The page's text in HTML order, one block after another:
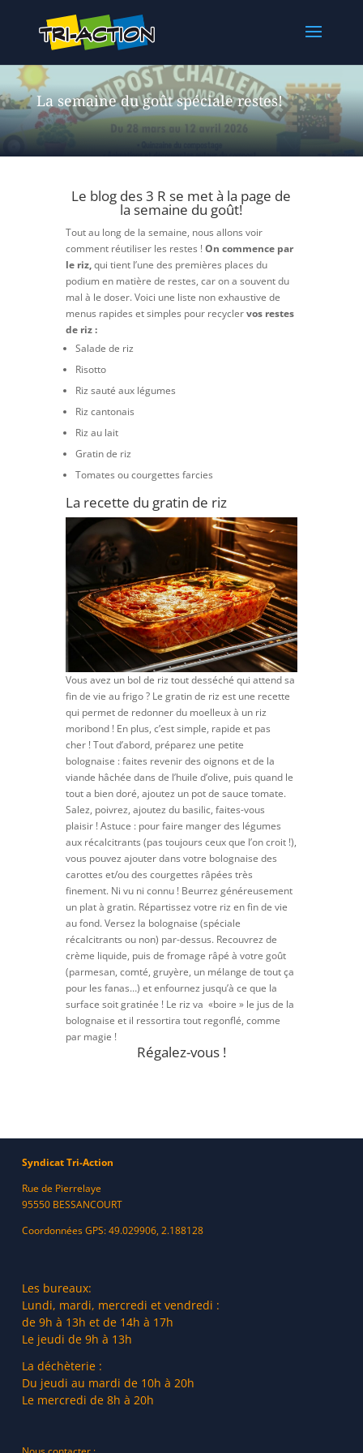
La semaine du goût spéciale restes!
Le blog des 3 R se met à la page de
la semaine du goût!
Tout au long de la semaine, nous allons voir
comment réutiliser les restes !On commence par
le riz,qui tient l’une des premières places du
podium en matière de restes, car on a souvent du
mal à le doser. Voici une liste non exhaustive de
menus rapides et simples pour recyclervos restes
de riz :
Salade de riz
Risotto
Riz sauté aux légumes
Riz cantonais
Riz au lait
Gratin de riz
Tomates ou courgettes farcies
La recette du gratin de riz
Vous avez un bol de riz tout desséché qui attend sa
fin de vie au frigo ? Le gratin de riz est une recette
qui permet de redonner du moelleux à un riz
moribond ! En plus, c’est simple, rapide et pas
cher ! Tout d’abord, préparez une petite
bolognaise : faites revenir des oignons et de la
viande hâchée dans de l’huile d’olive, puis quand le
tout a bien doré, ajoutez un pot de sauce tomate.
Salez, poivrez, ajoutez du basilic, faites-vous
plaisir ! Astuce : pour faire manger des légumes
aux récalcitrants (pas toujours ceux que l’on croit !),
vous pouvez ajouter dans votre bolognaise des
carottes et/ou des courgettes râpées très
finement. Ni vu ni connu ! Beurrez généreusement
un plat à gratin. Répartissez votre riz en fin de vie
au fond. Versez la bolognaise (spéciale
récalcitrants ou non) par-dessus. Recouvrez de
crème liquide, puis de fromage râpé à votre goût
(parmesan, comté, gruyère, un mélange de tout ça
pour les fanas…) et enfournez jusqu’à ce que la
surface soit gratinée ! Le riz va «boire » le jus de la
bolognaise et il ressortira tout regonflé, comme
par magie !
Régalez-vous !
Syndicat Tri-Action
Rue de Pierrelaye
95550 BESSANCOURT
Coordonnées GPS: 49.029906, 2.188128
Les bureaux:
Lundi, mardi, mercredi et vendredi :
de 9h à 13h et de 14h à 17h
Le jeudi de 9h à 13h
La déchèterie :
Du jeudi au mardi de 10h à 20h
Le mercredi de 8h à 20h